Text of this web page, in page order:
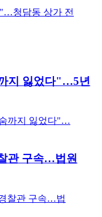
지 잃었다"…5년
관 구속…법원